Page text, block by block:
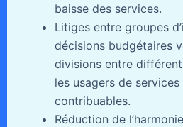
baisse des services.
Litiges entre groupes
décisions budgétaires
divisions entre
les usagers de
contribuables.
Réduction de